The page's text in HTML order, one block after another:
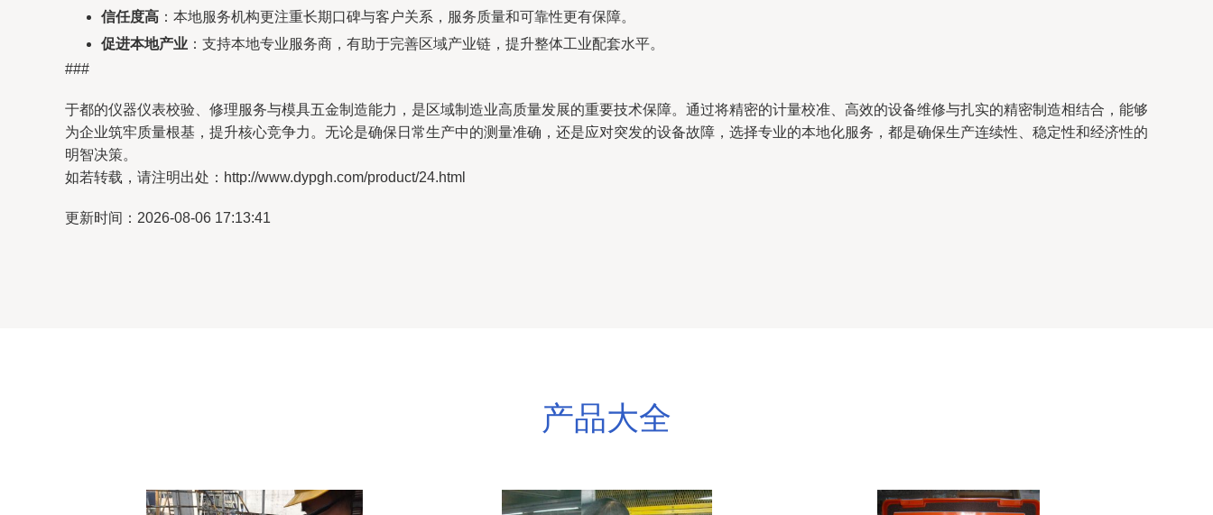
信任度高 ：本地服务机构更注重长期口碑与客户关系，服务质量和可靠性更有保障。
促进本地产业 ：支持本地专业服务商，有助于完善区域产业链，提升整体工业配套水平。
###
于都的仪器仪表校验、修理服务与模具五金制造能力，是区域制造业高质量发展的重要技术保障。通过将精密的计量校准、高效的设备维修与扎实的精密制造相结合，能够
为企业筑牢质量根基，提升核心竞争力。无论是确保日常生产中的测量准确，还是应对突发的设备故障，选择专业的本地化服务，都是确保生产连续性、稳定性和经济性的
明智决策。
如若转载，请注明出处：http://www.dypgh.com/product/24.html
更新时间：2026-08-06 17:13:41
产品大全